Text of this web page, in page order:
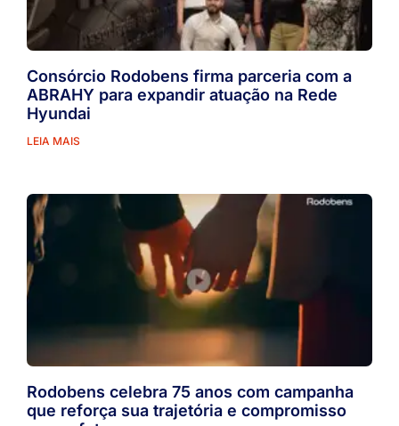
Consórcio Rodobens firma parceria com a
ABRAHY para expandir atuação na Rede
Hyundai
LEIA MAIS
Rodobens celebra 75 anos com campanha
que reforça sua trajetória e compromisso